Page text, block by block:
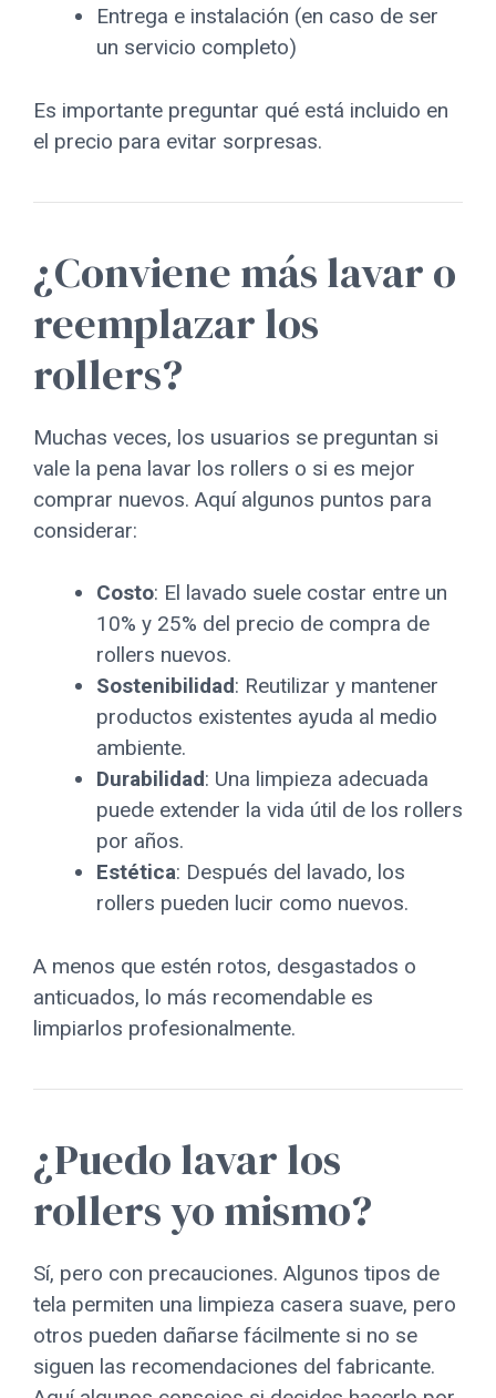
Entrega e instalación (en caso de ser
un servicio completo)
Es importante preguntar qué está incluido en
el precio para evitar sorpresas.
¿Conviene más lavar o
reemplazar los
rollers?
Muchas veces, los usuarios se preguntan si
vale la pena lavar los rollers o si es mejor
comprar nuevos. Aquí algunos puntos para
considerar:
Costo: El lavado suele costar entre un
10% y 25% del precio de compra de
rollers nuevos.
Sostenibilidad: Reutilizar y mantener
productos existentes ayuda al medio
ambiente.
Durabilidad: Una limpieza adecuada
puede extender la vida útil de los rollers
por años.
Estética: Después del lavado, los
rollers pueden lucir como nuevos.
A menos que estén rotos, desgastados o
anticuados, lo más recomendable es
limpiarlos profesionalmente.
¿Puedo lavar los
rollers yo mismo?
Sí, pero con precauciones. Algunos tipos de
tela permiten una limpieza casera suave, pero
otros pueden dañarse fácilmente si no se
siguen las recomendaciones del fabricante.